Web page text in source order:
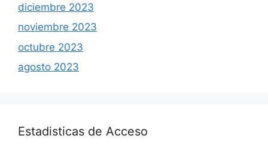
diciembre 2023
noviembre 2023
octubre 2023
agosto 2023
Estadisticas de Acceso